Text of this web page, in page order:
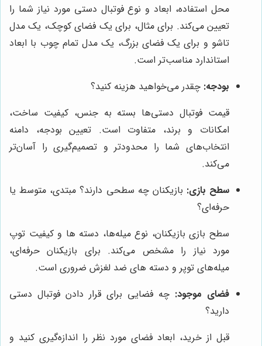
محل استفاده، ابعاد و نوع فوتبال دستی مورد نیاز شما را
تعیین می‌کند. برای مثال، برای یک فضای کوچک، یک مدل
تاشو و برای یک فضای بزرگ، یک مدل تمام چوب با ابعاد
استاندارد مناسب‌تر است.
بودجه: چقدر می‌خواهید هزینه کنید؟
قیمت فوتبال دستی‌ها بسته به جنس، کیفیت ساخت،
امکانات و برند، متفاوت است. تعیین بودجه، دامنه
انتخاب‌های شما را محدودتر و تصمیم‌گیری را آسان‌تر
می‌کند.
سطح بازی: بازیکنان چه سطحی دارند؟ مبتدی، متوسط یا
حرفه‌ای؟
سطح بازی بازیکنان، نوع میله‌ها، دسته ها و کیفیت توپ
مورد نیاز را مشخص می‌کند. برای بازیکنان حرفه‌ای،
میله‌های توپر و دسته های ضد لغزش ضروری است.
فضای موجود: چه فضایی برای قرار دادن فوتبال دستی
دارید؟
قبل از خرید، ابعاد فضای مورد نظر را اندازه‌گیری کنید و